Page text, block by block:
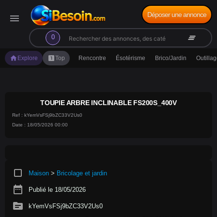
menu
0
search clear_all
Déposer une annonce
home Explore looks_oneTop Rencontre Ésotérisme Brico/Jardin
TOUPIE ARBRE INCLINABLE FS200S_400V
Ref : kYemVsFSj9bZC33V2Us0
Date : 18/05/2026 00:00
crop_square Maison > Bricolage et jardin
date_range Publié le 18/05/2026
source kYemVsFSj9bZC33V2Us0